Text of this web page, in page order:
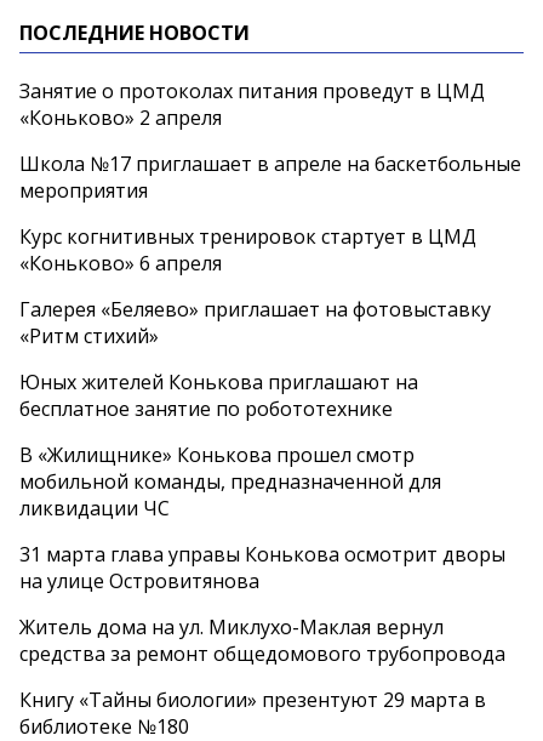
ПОСЛЕДНИЕ НОВОСТИ
Занятие о протоколах питания проведут в ЦМД
«Коньково» 2 апреля
Школа №17 приглашает в апреле на баскетбольные
мероприятия
Курс когнитивных тренировок стартует в ЦМД
«Коньково» 6 апреля
Галерея «Беляево» приглашает на фотовыставку
«Ритм стихий»
Юных жителей Конькова приглашают на
бесплатное занятие по робототехнике
В «Жилищнике» Конькова прошел смотр
мобильной команды, предназначенной для
ликвидации ЧС
31 марта глава управы Конькова осмотрит дворы
на улице Островитянова
Житель дома на ул. Миклухо-Маклая вернул
средства за ремонт общедомового трубопровода
Книгу «Тайны биологии» презентуют 29 марта в
библиотеке №180